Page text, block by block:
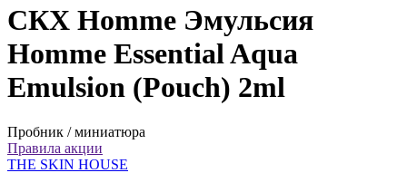
СКХ Homme Эмульсия
Homme Essential Aqua
Emulsion (Pouch) 2ml
Пробник / миниатюра
Правила акции
THE SKIN HOUSE